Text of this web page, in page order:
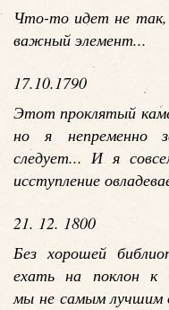
Что-то идет не так,
важный элемент...
17.10.1790
Этот проклятый
но я непременно
следует... И я
исступление
21. 12. 1800
Без хорошей
ехать на поклон к
мы не самым лучшим